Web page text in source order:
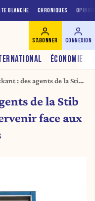
BLANCHE CHRONIQUES
ÉCONOMIE
S'ABONNER CONNEXION
: des agents de la Stib
bandes ultra-violentes
de la Stib
face aux